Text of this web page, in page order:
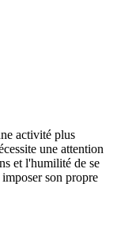
activité plus
une attention
et l'humilité de se
son propre